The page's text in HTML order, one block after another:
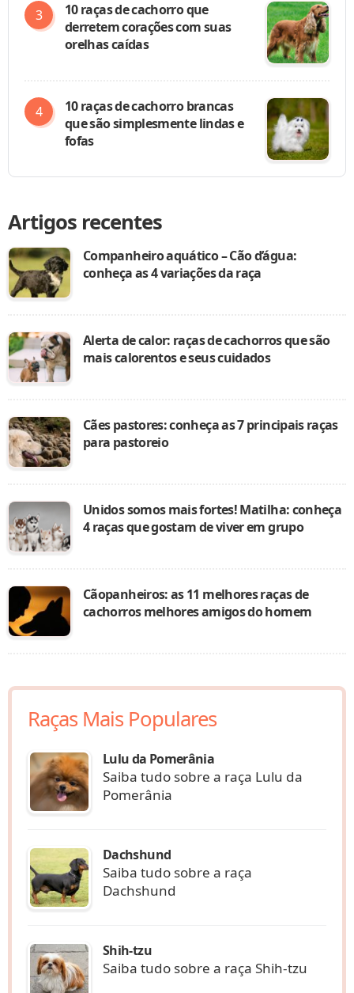
10 raças de cachorro que
derretem corações com suas
orelhas caídas
10 raças de cachorro brancas
que são simplesmente lindas e
fofas
Artigos recentes
Companheiro aquático – Cão d’água:
conheça as 4 variações da raça
Alerta de calor: raças de cachorros que são
mais calorentos e seus cuidados
Cães pastores: conheça as 7 principais raças
para pastoreio
Unidos somos mais fortes! Matilha: conheça
4 raças que gostam de viver em grupo
Cãopanheiros: as 11 melhores raças de
cachorros melhores amigos do homem
Raças Mais Populares
Lulu da Pomerânia
Saiba tudo sobre a raça Lulu da
Pomerânia
Dachshund
Saiba tudo sobre a raça
Dachshund
Shih-tzu
Saiba tudo sobre a raça Shih-tzu